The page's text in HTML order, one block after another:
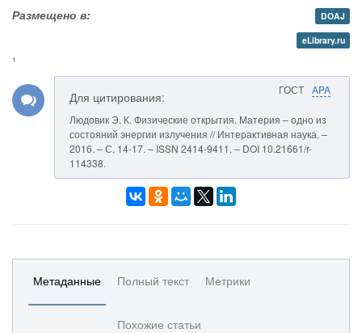
Размещено в:
DOAJ
eLibrary.ru
1
ГОСТ APA
Для цитирования:
Людовик Э. К. Физические открытия. Материя – одно из
состояний энергии излучения // Интерактивная наука. –
2016. – С. 14-17. – ISSN 2414-9411. – DOI 10.21661/r-
114338.
Метаданные Полный текст Метрики
Похожие статьи